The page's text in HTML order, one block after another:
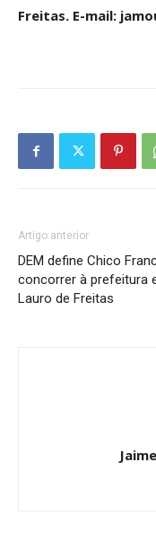
Freitas. E-mail:
Artigo anterior
DEM define Chico
concorrer à prefeitura
Lauro de Freitas